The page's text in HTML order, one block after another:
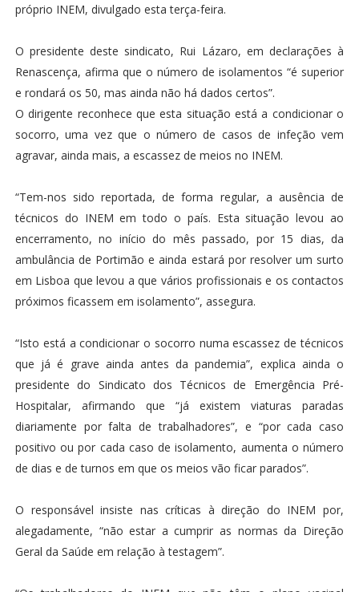
próprio INEM, divulgado esta terça-feira.
O presidente deste sindicato, Rui Lázaro, em declarações à
Renascença, afirma que o número de isolamentos “é superior
e rondará os 50, mas ainda não há dados certos”.
O dirigente reconhece que esta situação está a condicionar o
socorro, uma vez que o número de casos de infeção vem
agravar, ainda mais, a escassez de meios no INEM.
“Tem-nos sido reportada, de forma regular, a ausência de
técnicos do INEM em todo o país. Esta situação levou ao
encerramento, no início do mês passado, por 15 dias, da
ambulância de Portimão e ainda estará por resolver um surto
em Lisboa que levou a que vários profissionais e os contactos
próximos ficassem em isolamento”, assegura.
“Isto está a condicionar o socorro numa escassez de técnicos
que já é grave ainda antes da pandemia”, explica ainda o
presidente do Sindicato dos Técnicos de Emergência Pré-
Hospitalar, afirmando que “já existem viaturas paradas
diariamente por falta de trabalhadores”, e “por cada caso
positivo ou por cada caso de isolamento, aumenta o número
de dias e de turnos em que os meios vão ficar parados”.
O responsável insiste nas críticas à direção do INEM por,
alegadamente, “não estar a cumprir as normas da Direção
Geral da Saúde em relação à testagem”.